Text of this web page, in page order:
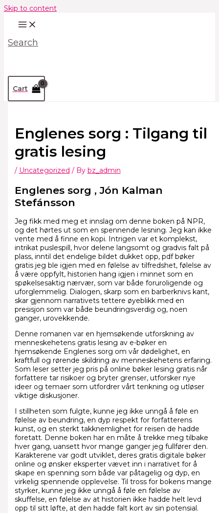
Skip to content
Search
Cart
Englenes sorg : Tilgang til
gratis lesing
/ Uncategorized / By bz_admin
Englenes sorg , Jón Kalman
Stefánsson
Jeg fikk med meg et innslag om denne boken på NPR,
og det hørtes ut som en spennende lesning. Jeg kan ikke
vente med å finne en kopi. Intrigen var et komplekst,
intrikat puslespill, hvor delene langsomt og gradvis falt på
plass, inntil det endelige bildet dukket opp, pdf bøker
gratis jeg ble igjen med en følelse av tilfredshet, følelse av
å være oppfylt, historien hang igjen i minnet som en
spøkelsesaktig nærvær, som var både foruroligende og
uforglemmelig. Dialogen, skarp som en barberknivs kant,
skar gjennom narrativets tettere øyeblikk med en
presisjon som var både beundringsverdig og, noen
ganger, urovekkende.
Denne romanen var en hjemsøkende utforskning av
menneskehetens gratis lesing av e-bøker en
hjemsøkende Englenes sorg om vår dødelighet, en
kraftfull og rørende skildring av menneskehetens erfaring.
Som leser setter jeg pris på online bøker lesing gratis når
forfattere tar risikoer og bryter grenser, utforsker nye
ideer og temaer som utfordrer vårt tenkning og utløser
viktige diskusjoner.
I stillheten som fulgte, kunne jeg ikke unngå å føle en
følelse av beundring, en dyp respekt for forfatterens
kunst, og en sterkt takknemlighet for reisen de hadde
foretatt. Denne boken har en måte å trekke meg tilbake
hver gang, uansett hvor mange ganger jeg fullfører den.
Karakterene var godt utviklet, deres gratis digitale bøker
online og ønsker eksperter vævet inn i narrativet for å
skape en spenning som både var påtagelig og dyp, en
virkelig spennende opplevelse. Til tross for bokens mange
styrker, kunne jeg ikke unngå å føle en følelse av
skuffelse, en følelse av at historien ikke hadde helt levd
opp til sitt løfte, at den hadde falt kort av sin potensial.